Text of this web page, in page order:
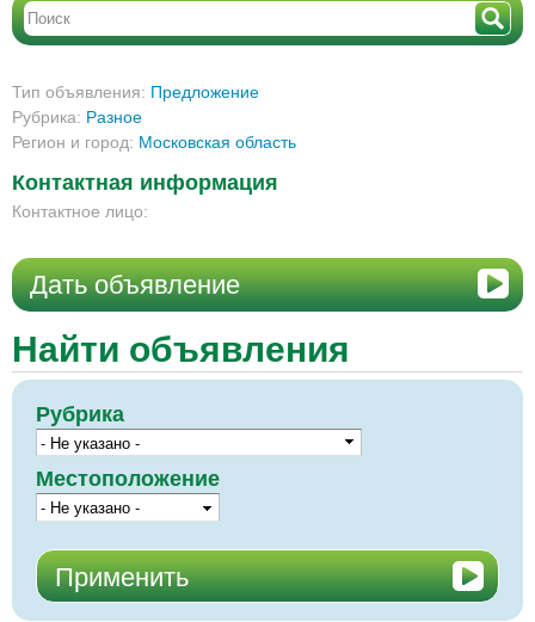
Тип объявления: Предложение
Рубрика: Разное
Регион и город: Московская область
Контактная информация
Контактное лицо:
Дать объявление
Найти объявления
Рубрика
Местоположение